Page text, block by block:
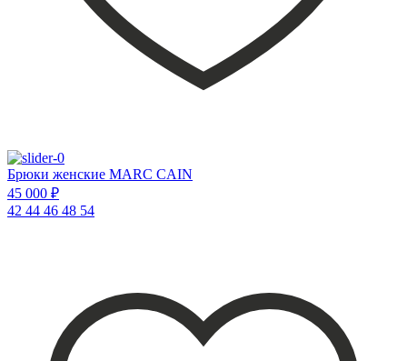
Брюки женские MARC CAIN
45 000 ₽
42 44 46 48 54